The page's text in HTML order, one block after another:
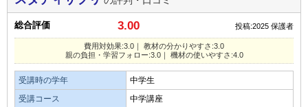
総合評価 3.00 投稿:2025 保護者
費用対効果:3.0｜ 教材の分かりやすさ:3.0
親の負担・学習フォロー:3.0｜ 機材の使いやすさ:4.0
受講時の学年
中学生
受講コース
中学講座